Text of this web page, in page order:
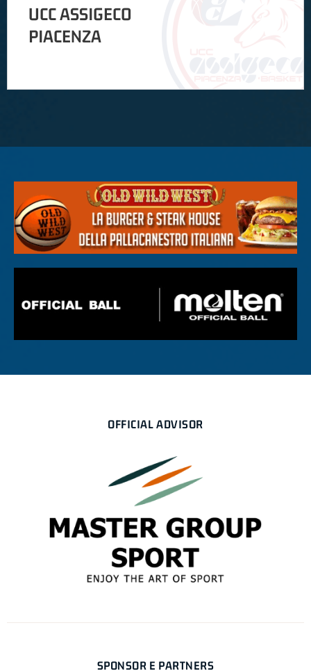
UCC ASSIGECO
PIACENZA
OFFICIAL ADVISOR
SPONSOR E PARTNERS